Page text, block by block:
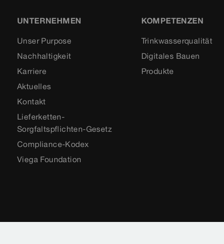
UNTERNEHMEN
Unser Purpose
Nachhaltigkeit
Karriere
Aktuelles
Kontakt
Lieferketten-
Sorgfaltspflichten-Gesetz
Compliance-Kodex
Viega Foundation
KOMPETENZEN
Trinkwasserqualität
Digitales Bauen
Produkte